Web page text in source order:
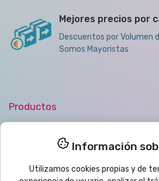
Mejores precios por
Descuentos por Volumen
Somos Mayoristas
Productos
Boletín de noticias
Información
Utilizamos cookies propias y de